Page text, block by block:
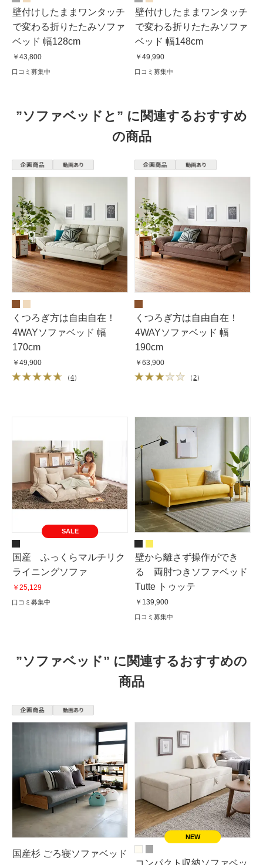
壁付けしたままワンタッチ
で変わる折りたたみソファ
ベッド 幅128cm
￥43,800
口コミ募集中
壁付けしたままワンタッチ
で変わる折りたたみソファ
ベッド 幅148cm
￥49,990
口コミ募集中
”ソファベッドと” に関連するおすすめ
の商品
くつろぎ方は自由自在！
4WAYソファベッド 幅
170cm
￥49,900
（4）
くつろぎ方は自由自在！
4WAYソファベッド 幅
190cm
￥63,900
（2）
SALE
国産 ふっくらマルチリク
ライニングソファ
￥25,129
口コミ募集中
壁から離さず操作ができ
る 両肘つきソファベッド
Tutte トゥッテ
￥139,900
口コミ募集中
”ソファベッド” に関連するおすすめの
商品
国産杉 ごろ寝ソファベッド
コンパクト収納ソファベッ